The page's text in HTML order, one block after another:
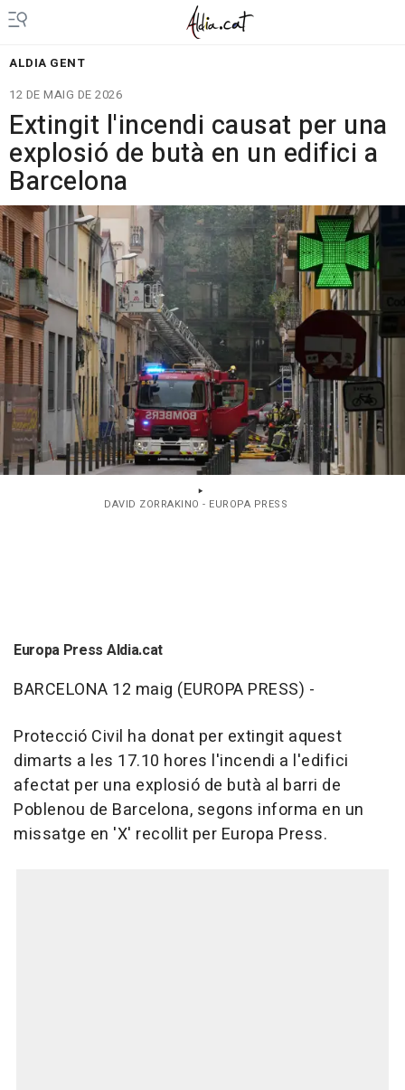
ALDIA GENT
12 DE MAIG DE 2026
Extingit l'incendi causat per una
explosió de butà en un edifici a
Barcelona
DAVID ZORRAKINO - EUROPA PRESS
Europa Press Aldia.cat
BARCELONA 12 maig (EUROPA PRESS) -
Protecció Civil ha donat per extingit aquest
dimarts a les 17.10 hores l'incendi a l'edifici
afectat per una explosió de butà al barri de
Poblenou de Barcelona, segons informa en un
missatge en 'X' recollit per Europa Press.